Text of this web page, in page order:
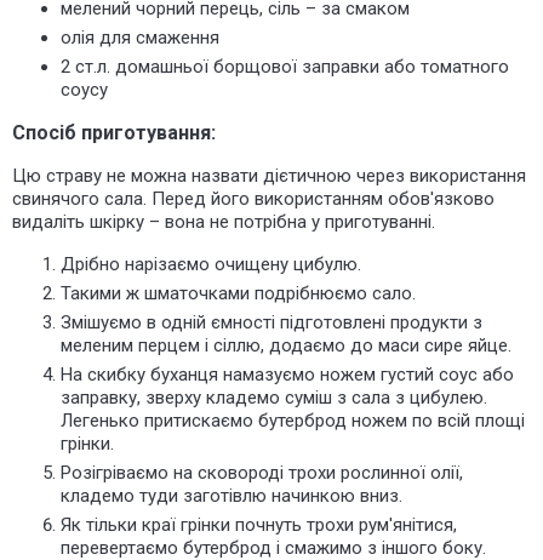
мелений чорний перець, сіль – за смаком
олія для смаження
2 ст.л. домашньої борщової заправки або томатного
соусу
Спосіб приготування:
Цю страву не можна назвати дієтичною через використання
свинячого сала. Перед його використанням обов'язково
видаліть шкірку – вона не потрібна у приготуванні.
Дрібно нарізаємо очищену цибулю.
Такими ж шматочками подрібнюємо сало.
Змішуємо в одній ємності підготовлені продукти з
меленим перцем і сіллю, додаємо до маси сире яйце.
На скибку буханця намазуємо ножем густий соус або
заправку, зверху кладемо суміш з сала з цибулею.
Легенько притискаємо бутерброд ножем по всій площі
грінки.
Розігріваємо на сковороді трохи рослинної олії,
кладемо туди заготівлю начинкою вниз.
Як тільки краї грінки почнуть трохи рум'янітися,
перевертаємо бутерброд і смажимо з іншого боку.